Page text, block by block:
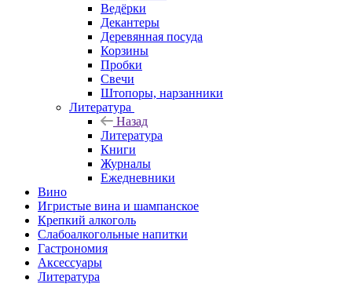
Ведёрки
Декантеры
Деревянная посуда
Корзины
Пробки
Свечи
Штопоры, нарзанники
Литература
Назад
Литература
Книги
Журналы
Ежедневники
Вино
Игристые вина и шампанское
Крепкий алкоголь
Слабоалкогольные напитки
Гастрономия
Аксессуары
Литература